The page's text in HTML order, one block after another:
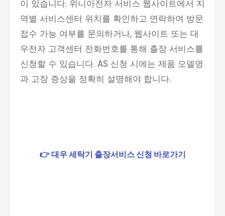
이 있습니다. 위니아전자 서비스 웹사이트에서 지
역별 서비스센터 위치를 확인하고 연락하여 방문
접수 가능 여부를 문의하거나, 웹사이트 또는 대
우전자 고객센터 전화번호를 통해 출장 서비스를
신청할 수 있습니다. AS 신청 시에는 제품 모델명
과 고장 증상을 정확히 설명해야 합니다.
👉 대우 세탁기 출장서비스 신청 바로가기